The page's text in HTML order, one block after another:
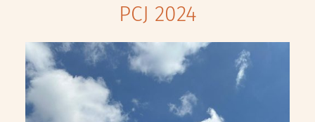
PCJ 2024